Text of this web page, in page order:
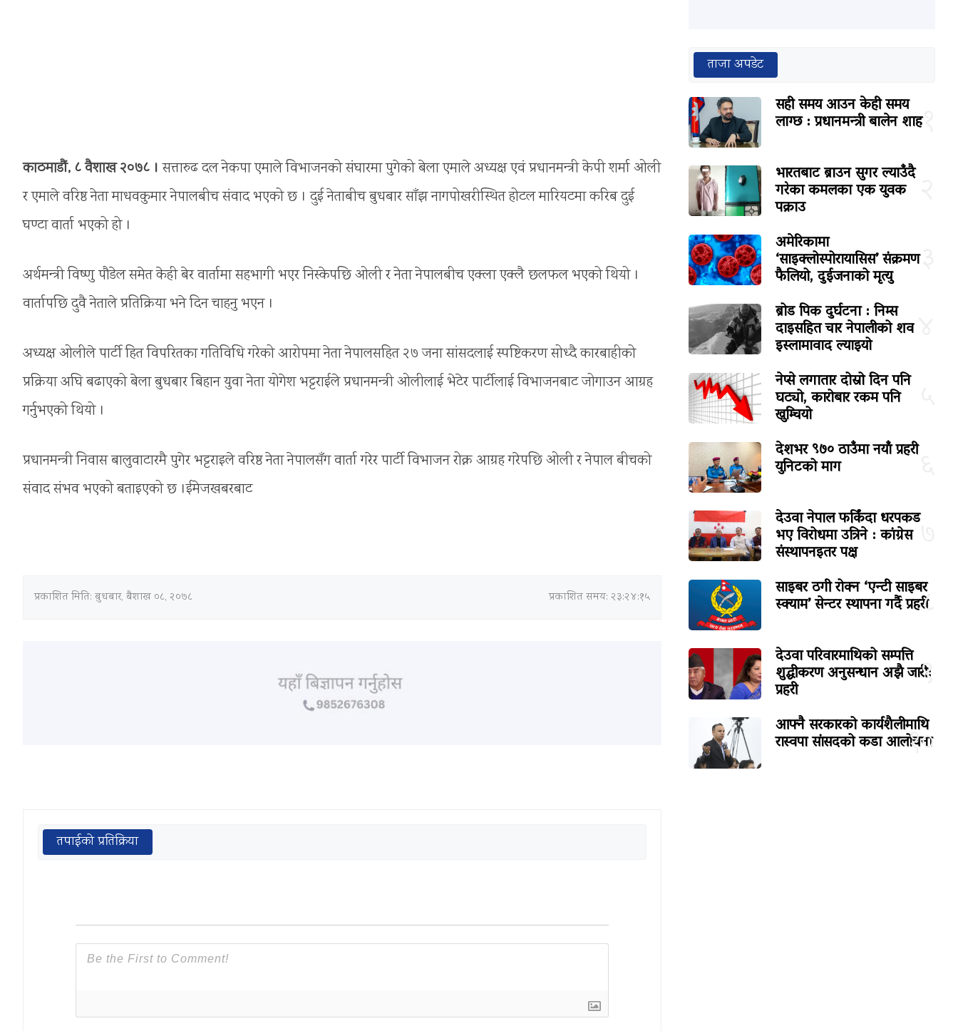
काठमाडौं, ८ वैशाख २०७८ । सत्तारुढ दल नेकपा एमाले विभाजनको संघारमा पुगेको बेला एमाले अध्यक्ष एवं प्रधानमन्त्री केपी शर्मा ओली
र एमाले वरिष्ठ नेता माधवकुमार नेपालबीच संवाद भएको छ । दुई नेताबीच बुधबार साँझ नागपोखरीस्थित होटल मारियटमा करिब दुई
घण्टा वार्ता भएको हो ।
अर्थमन्त्री विष्णु पौडेल समेत केही बेर वार्तामा सहभागी भएर निस्केपछि ओली र नेता नेपालबीच एक्ला एक्लै छलफल भएको थियो ।
वार्तापछि दुवै नेताले प्रतिक्रिया भने दिन चाहनु भएन ।
अध्यक्ष ओलीले पार्टी हित विपरितका गतिविधि गरेको आरोपमा नेता नेपालसहित २७ जना सांसदलाई स्पष्टिकरण सोध्दै कारबाहीको
प्रक्रिया अघि बढाएको बेला बुधबार बिहान युवा नेता योगेश भट्टराईले प्रधानमन्त्री ओलीलाई भेटेर पार्टीलाई विभाजनबाट जोगाउन आग्रह
गर्नुभएको थियो ।
प्रधानमन्त्री निवास बालुवाटारमै पुगेर भट्टराइले वरिष्ठ नेता नेपालसँग वार्ता गरेर पार्टी विभाजन रोक्न आग्रह गरेपछि ओली र नेपाल बीचको
संवाद संभव भएको बताइएको छ ।ईमेजखबरबाट
प्रकाशित मिति: बुधबार, बैशाख ०८, २०७८ प्रकाशित समय: २३:२४:१५
तपाईको प्रतिक्रिया
ताजा अपडेट
१
सही समय आउन केही समय
लाग्छ : प्रधानमन्त्री बालेन शाह
भारतबाट ब्राउन सुगर ल्याउँदै
गरेका कमलका एक युवक
पक्राउ
३
अमेरिकामा
‘साइक्लोस्पोरायासिस’ संक्रमण
फैलियो, दुईजनाको मृत्यु
ब्रोड पिक दुर्घटना : निम्स
दाइसहित चार नेपालीको शव
इस्लामावाद ल्याइयो
नेप्से लगातार दोस्रो दिन पनि
घट्यो, कारोबार रकम पनि
खुम्चियो
देशभर ९७० ठाउँमा नयाँ प्रहरी
युनिटको माग
७
देउवा नेपाल फर्किंदा धरपकड
भए विरोधमा उत्रिने : कांग्रेस
संस्थापनइतर पक्ष
८
साइबर ठगी रोक्न ‘एन्टी साइबर
स्क्याम’ सेन्टर स्थापना गर्दै प्रहरी
९
देउवा परिवारमाथिको सम्पत्ति
शुद्धीकरण अनुसन्धान अझै जारी:
प्रहरी
१०
आफ्नै सरकारको कार्यशैलीमाथि
रास्वपा सांसदको कडा आलोचना